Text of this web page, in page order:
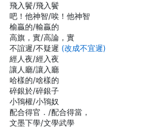
飛入鬢/飛入鬢
吧！他神智/唉！他神智
榆贏的/輸贏的
高旗，實/高論，實
不誼遲/不疑遲 (改成不宜遲)
經人夜/經入夜
讓人廳/讓入廳
哈樣的/啥樣的
碎銀於/碎銀子
小鴇權/小鴇奴
配合得官．/配合得當，
文墨下學/文學武學